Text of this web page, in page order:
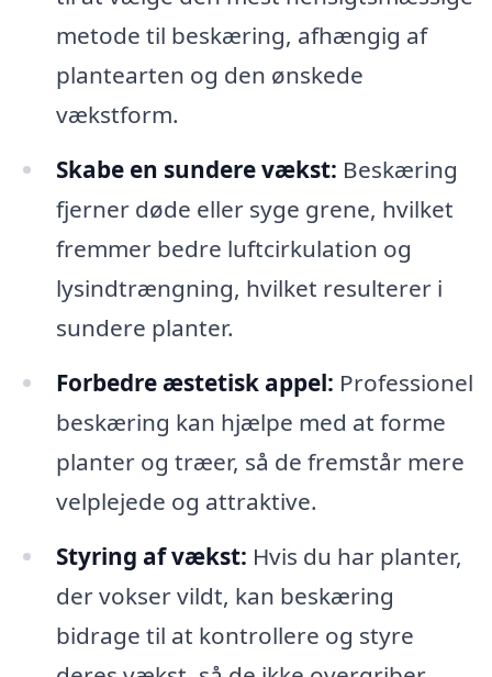
metode til beskæring, afhængig af
plantearten og den ønskede
vækstform.
Skabe en sundere vækst: Beskæring
fjerner døde eller syge grene, hvilket
fremmer bedre luftcirkulation og
lysindtrængning, hvilket resulterer i
sundere planter.
Forbedre æstetisk appel: Professionel
beskæring kan hjælpe med at forme
planter og træer, så de fremstår mere
velplejede og attraktive.
Styring af vækst: Hvis du har planter,
der vokser vildt, kan beskæring
bidrage til at kontrollere og styre